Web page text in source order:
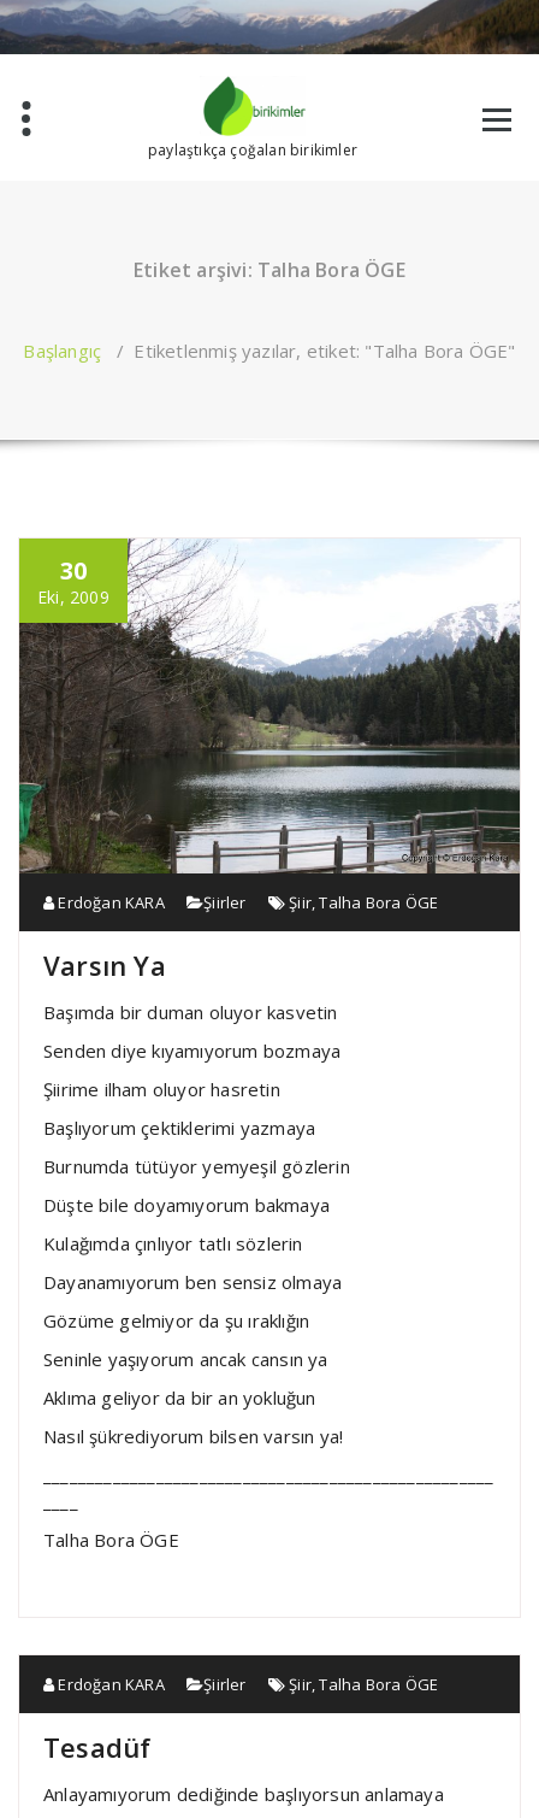
İçeriğe
geç
paylaştıkça çoğalan birikimler
Etiket arşivi: Talha Bora ÖGE
Başlangıç / Etiketlenmiş yazılar, etiket: "Talha Bora ÖGE"
30
Eki, 2009
Erdoğan KARA Şiirler Şiir,Talha Bora ÖGE
Varsın Ya
Başımda bir duman oluyor kasvetin
Senden diye kıyamıyorum bozmaya
Şiirime ilham oluyor hasretin
Başlıyorum çektiklerimi yazmaya
Burnumda tütüyor yemyeşil gözlerin
Düşte bile doyamıyorum bakmaya
Kulağımda çınlıyor tatlı sözlerin
Dayanamıyorum ben sensiz olmaya
Gözüme gelmiyor da şu ıraklığın
Seninle yaşıyorum ancak cansın ya
Aklıma geliyor da bir an yokluğun
Nasıl şükrediyorum bilsen varsın ya!
Talha Bora ÖGE
Erdoğan KARA Şiirler Şiir,Talha Bora ÖGE
Tesadüf
Anlayamıyorum dediğinde başlıyorsun anlamaya